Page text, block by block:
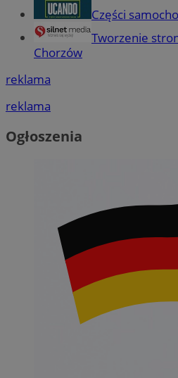
Części
Tworzenie
Chorzów
reklama
reklama
Ogłoszenia